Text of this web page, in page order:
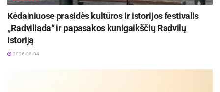
Kėdainiuose prasidės kultūros ir istorijos festivalis
„Radviliada“ ir papasakos kunigaikščių Radvilų
istoriją
2026-08-04